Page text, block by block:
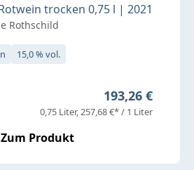
trocken 0,75 l | 2021
Rothschild
15,0 % vol.
Regulärer
193,26 €
0,75 Liter 257,68 €* / 1 Liter
Zum Produkt